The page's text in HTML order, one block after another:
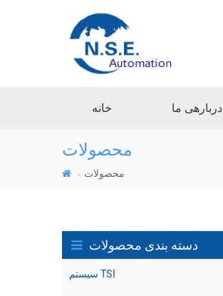
خانه دربارهی ما
محصولات
محصولات
دسته بندی محصولات
سیستم TSI